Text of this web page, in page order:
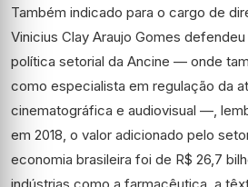
Também indicado para o cargo de
Vinicius Clay Araujo Gomes defendeu
política setorial da Ancine — onde
como especialista em regulação da
cinematográfica e audiovisual —,
em 2018, o valor adicionado pelo
economia brasileira foi de R$ 26,7